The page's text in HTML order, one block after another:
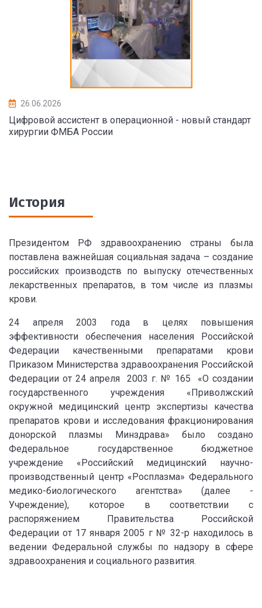
26.06.2026
Цифровой ассистент в операционной - новый стандарт
хирургии ФМБА России
История
Президентом РФ здравоохранению страны была
поставлена важнейшая социальная задача – создание
российских производств по выпуску отечественных
лекарственных препаратов, в том числе из плазмы
крови.
24 апреля 2003 года в целях повышения
эффективности обеспечения населения Российской
Федерации качественными препаратами крови
Приказом Министерства здравоохранения Российской
Федерации от 24 апреля 2003 г. № 165 «О создании
государственного учреждения «Приволжский
окружной медицинский центр экспертизы качества
препаратов крови и исследования фракционирования
донорской плазмы Минздрава» было создано
Федеральное государственное бюджетное
учреждение «Российский медицинский научно-
производственный центр «Росплазма» Федерального
медико-биологического агентства» (далее -
Учреждение), которое в соответствии с
распоряжением Правительства Российской
Федерации от 17 января 2005 г № 32-р находилось в
ведении Федеральной службы по надзору в сфере
здравоохранения и социального развития.